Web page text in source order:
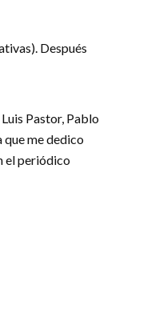
Después
Pastor, Pablo
que me dedico
el periódico